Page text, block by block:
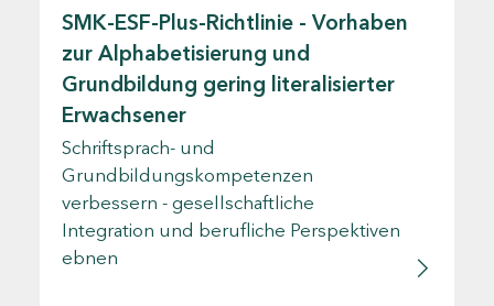
SMK-ESF-Plus-Richtlinie - Vorhaben
zur Alphabetisierung und
Grundbildung gering literalisierter
Erwachsener
Schriftsprach- und
Grundbildungskompetenzen
verbessern - gesellschaftliche
Integration und berufliche Perspektiven
ebnen